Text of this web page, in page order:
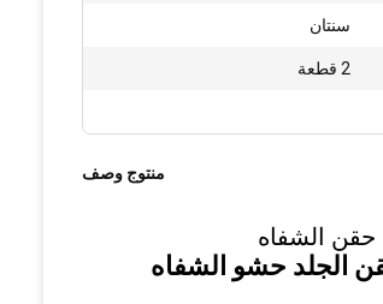
سنتان
2 قطعة
منتوج وصف